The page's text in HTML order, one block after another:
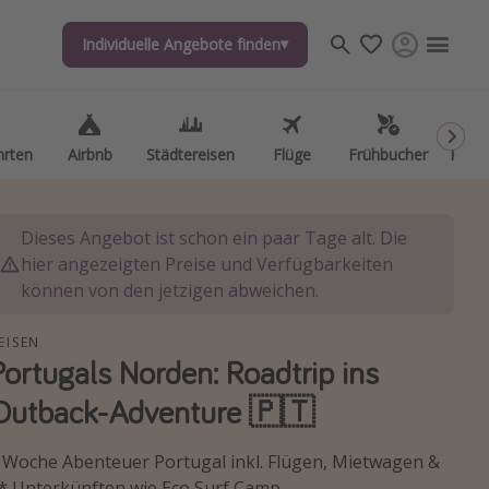
Individuelle Angebote finden
Airbnb Städtereisen Flüge Frühbucher
Individuelle Angebote finden
Airbnb Städtereisen Flüge Frühbucher
Dieses Angebot ist schon ein paar Tage alt. Die
hier angezeigten Preise und Verfügbarkeiten
können von den jetzigen abweichen.
Norden: Roadtrip ins
Adventure 🇵🇹
Woche Abenteuer Portugal inkl. Flügen, Mietwagen &